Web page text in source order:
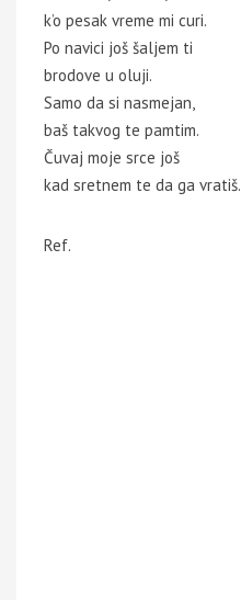
k’o pesak vreme mi curi.
Po navici još šaljem ti
brodove u oluji.
Samo da si nasmejan,
baš takvog te pamtim.
Čuvaj moje srce još
kad sretnem te da ga vratiš.
Ref.